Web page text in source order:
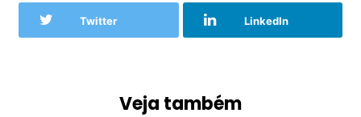
Twitter LinkedIn
Veja também